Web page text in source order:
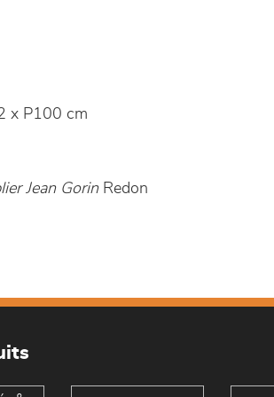
x P100 cm
Jean GorinRedon